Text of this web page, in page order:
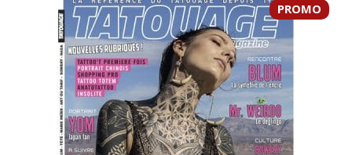
PROMO